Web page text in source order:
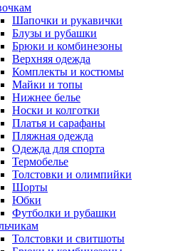
Шапочки и рукавички
Блузы и рубашки
Брюки и комбинезоны
Верхняя одежда
Комплекты и костюмы
Майки и топы
Нижнее белье
Носки и колготки
Платья и сарафаны
Пляжная одежда
Одежда для спорта
Термобелье
Толстовки и олимпийки
Шорты
Юбки
Футболки и рубашки
Толстовки и свитшоты